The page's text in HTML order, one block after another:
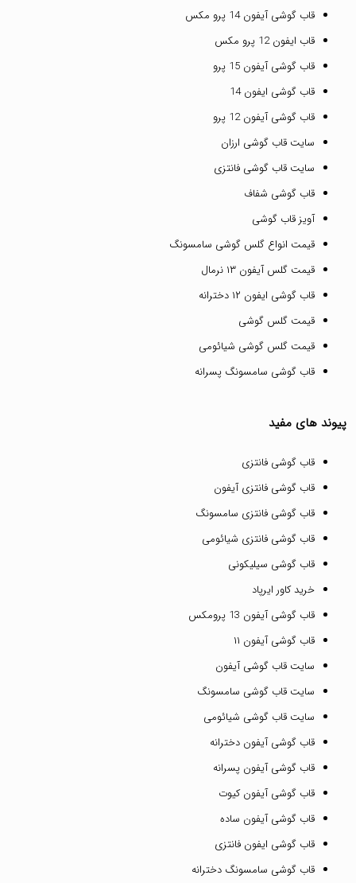
قاب گوشی آیفون 14 پرو مکس
قاب ایفون 12 پرو مکس
قاب گوشی آیفون 15 پرو
قاب گوشی ایفون 14
قاب گوشی آیفون 12 پرو
سایت قاب گوشی ارزان
سایت قاب گوشی فانتزی
قاب گوشی شفاف
آویز قاب گوشی
قیمت انواع گلس گوشی سامسونگ
قیمت گلس آیفون ۱۳ نرمال
قاب گوشی ایفون ۱۲ دخترانه
قیمت گلس گوشی
قیمت گلس گوشی شیائومی
قاب گوشی سامسونگ پسرانه
پیوند های مفید
قاب گوشی فانتزی
قاب گوشی فانتزی آیفون
قاب گوشی فانتزی سامسونگ
قاب گوشی فانتزی شیائومی
قاب گوشی سیلیکونی
خرید کاور ایرپاد
قاب گوشی آیفون 13 پرومکس
قاب گوشی آیفون ۱۱
سایت قاب گوشی آیفون
سایت قاب گوشی سامسونگ
سایت قاب گوشی شیائومی
قاب گوشی آیفون دخترانه
قاب گوشی آیفون پسرانه
قاب گوشی آیفون کیوت
قاب گوشی آیفون ساده
قاب گوشی ایفون فانتزی
قاب گوشی سامسونگ دخترانه